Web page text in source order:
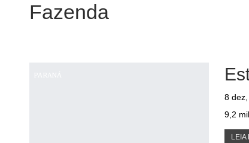
Fazenda
8
9,2
LEIA